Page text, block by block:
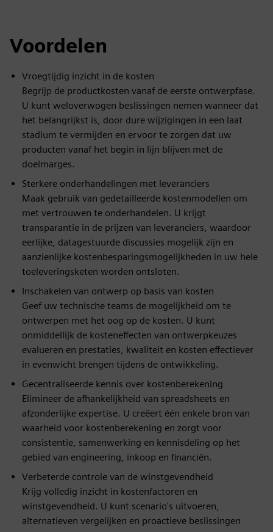
Voordelen
Vroegtijdig inzicht in de kosten
Begrijp de productkosten vanaf de eerste ontwerpfase.
U kunt weloverwogen beslissingen nemen wanneer dat
het belangrijkst is, door dure wijzigingen in een laat
stadium te vermijden en ervoor te zorgen dat uw
producten vanaf het begin in lijn blijven met de
doelmarges.
Sterkere onderhandelingen met leveranciers
Maak gebruik van gedetailleerde kostenmodellen om
met vertrouwen te onderhandelen. U krijgt
transparantie in de prijzen van leveranciers, waardoor
eerlijke, datagestuurde discussies mogelijk zijn en
aanzienlijke kostenbesparingsmogelijkheden in uw hele
toeleveringsketen worden ontsloten.
Inschakelen van ontwerp op basis van kosten
Geef uw technische teams de mogelijkheid om te
ontwerpen met het oog op de kosten. U kunt
onmiddellijk de kosteneffecten van ontwerpkeuzes
evalueren en prestaties, kwaliteit en kosten effectiever
in evenwicht brengen tijdens de ontwikkeling.
Gecentraliseerde kennis over kostenberekening
Elimineer de afhankelijkheid van spreadsheets en
afzonderlijke expertise. U creëert één enkele bron van
waarheid voor kostenberekening en zorgt voor
consistentie, samenwerking en kennisdeling op het
gebied van engineering, inkoop en financiën.
Verbeterde controle van de winstgevendheid
Krijg volledig inzicht in kostenfactoren en
winstgevendheid. U kunt scenario's uitvoeren,
alternatieven vergelijken en proactieve beslissingen